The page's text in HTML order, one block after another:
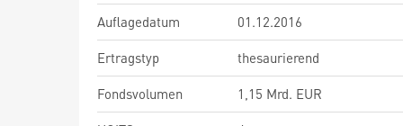
Auflagedatum
01.12.2016
Ertragstyp
thesaurierend
Fondsvolumen
1,15 Mrd. EUR